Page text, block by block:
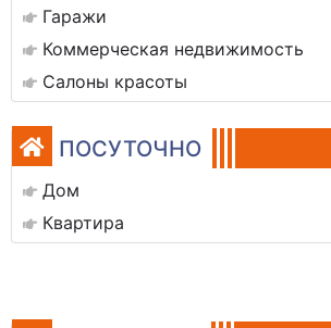
Гаражи
Коммерческая недвижимость
Салоны красоты
ПОСУТОЧНО
Дом
Квартира